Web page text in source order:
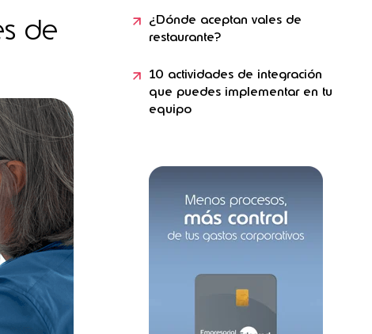
de
¿Dónde aceptan vales de
restaurante?
10 actividades de integración
que puedes implementar en tu
equipo